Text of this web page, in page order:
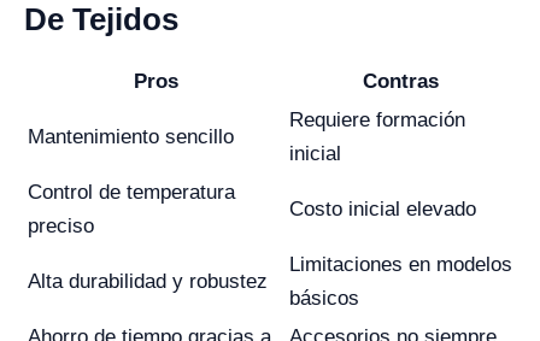
De Tejidos
Pros Contras
Mantenimiento sencillo
Requiere formación
inicial
Control de temperatura
preciso
Costo inicial elevado
Alta durabilidad y robustez
Limitaciones en modelos
básicos